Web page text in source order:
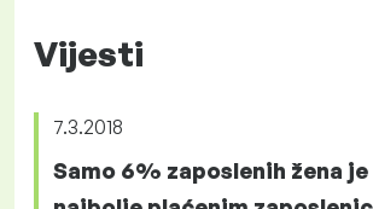
Vijesti
7.3.2018
Samo 6% zaposlenih žena je